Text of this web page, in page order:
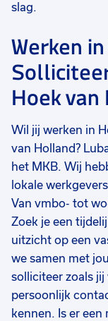
slag.
Werken
Hoek
Wil jij werken in
van Holland?
het MKB. Wij
lokale
Van vmbo- tot
Zoek je een
uitzicht op een
we samen met
solliciteer zoals
persoonlijk
kennen. Is er